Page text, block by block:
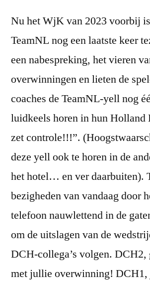
Nu het WjK van 2023 voorbij
TeamNL nog een laatste keer
een nabespreking, het vieren
overwinningen en lieten de
coaches de TeamNL-yell nog
luidkeels horen in hun Holland
zet controle!!!”.
deze yell ook te horen in de
het hotel… en ver daarbuiten).
bezigheden van vandaag door
telefoon nauwlettend in de
om de uitslagen van de
DCH-collega’s volgen.
met jullie overwinning! DCH1,